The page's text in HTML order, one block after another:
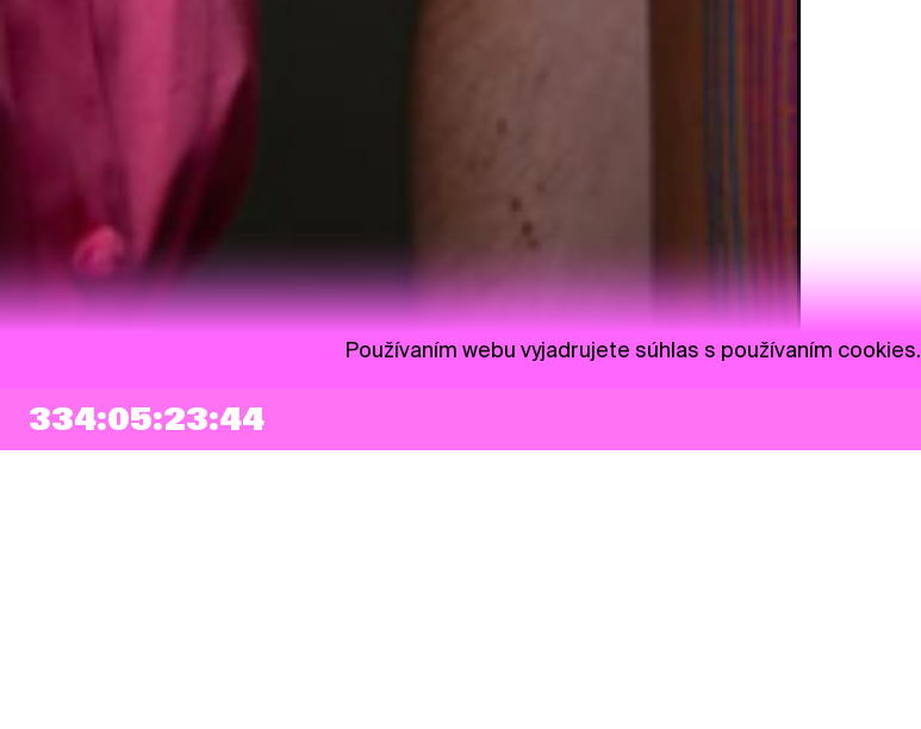
334:05:23:43
Používaním webu vyjadrujete súhlas s používaním cookies.